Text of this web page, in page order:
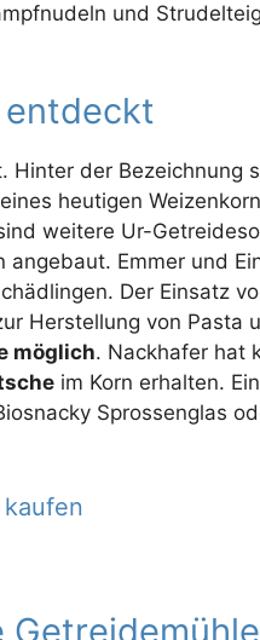
und
der Bezeichnung
heutigen
weitere Ur-
Emmer und
Der Einsatz
Herstellung von Pasta
möglich. Nackhafer hat
im Korn erhalten.
Sprossenglas